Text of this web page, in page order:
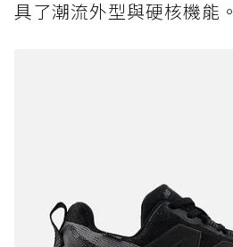
具了潮流外型與硬核機能。